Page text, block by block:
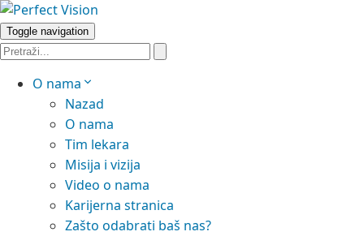
Toggle navigation
O nama
Nazad
O nama
Tim lekara
Misija i vizija
Video o nama
Karijerna stranica
Zašto odabrati baš nas?